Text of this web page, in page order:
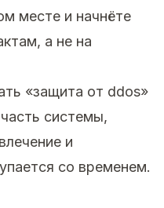
месте и начнёте
а не на
«защита от ddos»
системы,
и
со временем.